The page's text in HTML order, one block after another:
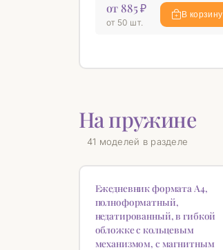
от 885 ₽
от 50 шт.
В корзину
На пружине
41 моделей в разделе
Ежедневник формата А4,
полноформатный,
недатированный, в гибкой
обложке с кольцевым
механизмом, с магнитным